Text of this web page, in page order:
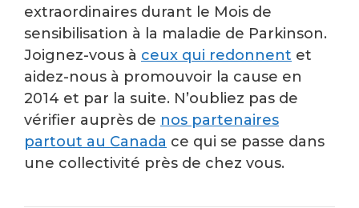
extraordinaires durant le Mois de
sensibilisation à la maladie de Parkinson.
Joignez-vous à ceux qui redonnent et
aidez-nous à promouvoir la cause en
2014 et par la suite. N’oubliez pas de
vérifier auprès de nos partenaires
partout au Canada ce qui se passe dans
une collectivité près de chez vous.